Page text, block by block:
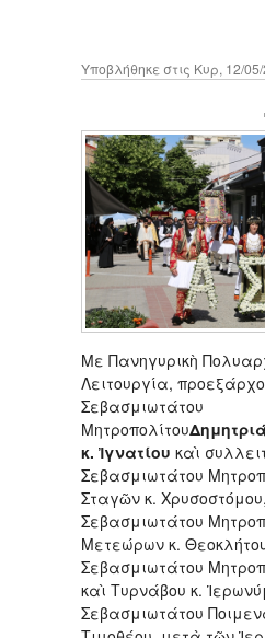
Υποβλήθηκε στις Κυρ, 12/
Με Πανηγυρικὴ
Λειτουργία,
Σεβασμιωτάτου
Μητροπολίτου
κ. Ἰγνατίου καὶ
Σεβασμιωτάτου
Σταγῶν κ.
Σεβασμιωτάτου
Μετεώρων κ.
Σεβασμιωτάτου
καὶ Τυρνάβου κ.
Σεβασμιωτάτου